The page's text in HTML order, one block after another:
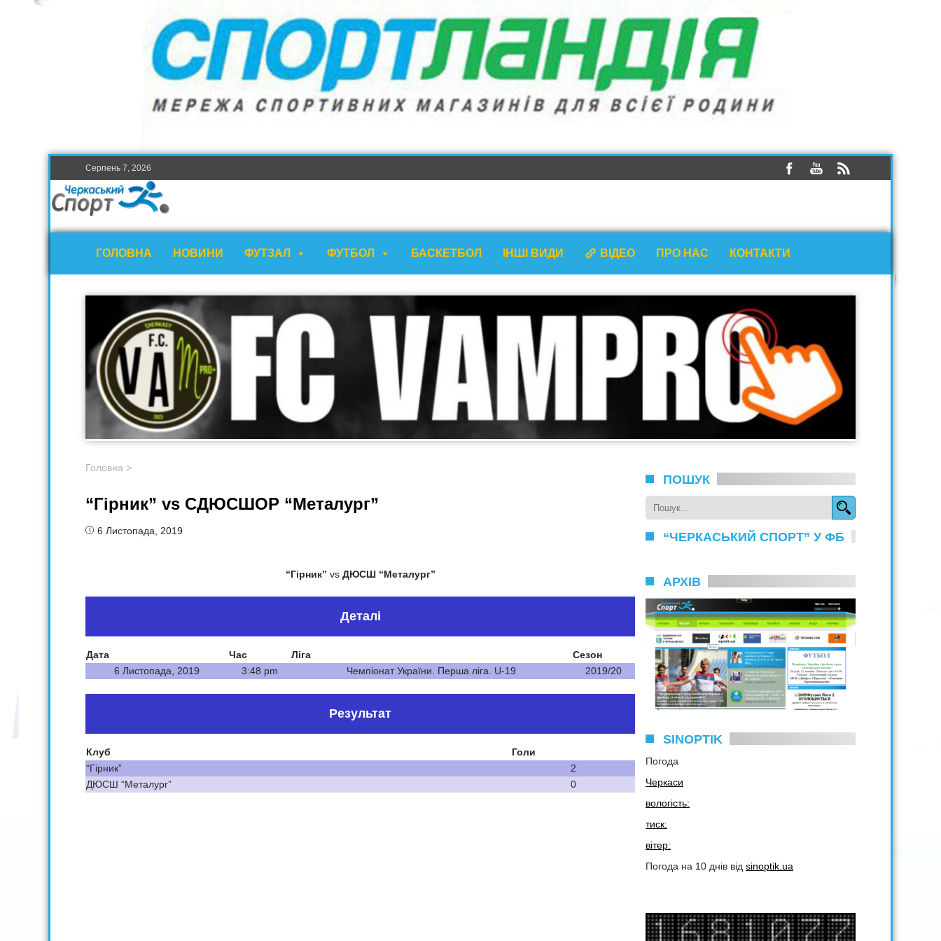
Серпень 7, 2026
ГОЛОВНА НОВИНИ ФУТЗАЛ ФУТБОЛ БАСКЕТБОЛ ІНШІ ВИДИ ВІДЕО ПРО НАС КОНТАКТИ
Головна >
“Гірник” vs СДЮСШОР “Металург”
6 Листопада, 2019
“Гірник” vs ДЮСШ “Металург”
Деталі
Дата Час Ліга
Сезон
6 Листопада, 2019
3:48 pm Чемпіонат України. Перша ліга. U-19 2019/20
Результат
Клуб
Голи
“Гірник”
2
ДЮСШ “Металург”
0
ПОШУК
“ЧЕРКАСЬКИЙ СПОРТ” У ФБ
АРХІВ
SINOPTIK
Погода
Черкаси
вологість:
тиск:
вітер:
Погода на 10 днів від sinoptik.ua